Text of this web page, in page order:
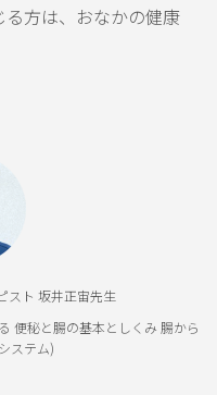
方は、おなかの健康
スト 坂井正宙先生
便秘と腸の基本としくみ 腸から
ステム)